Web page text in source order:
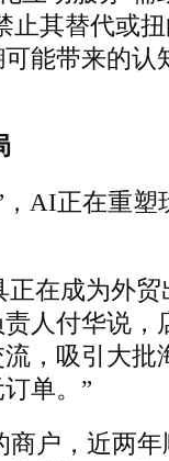
止其替代或
能带来的认
，AI正在重
在成为外
人付华说，
，吸引大批
单。”
户，近两